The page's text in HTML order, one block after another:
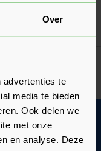
Over
advertenties te
media te bieden
Ook delen we
met onze
en analyse. Deze
Vierkant
Vierkant